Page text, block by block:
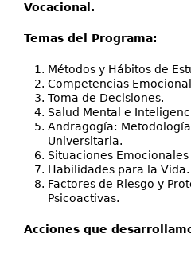
Vocacional.
Temas del Programa:
Métodos y Hábitos de
Competencias
Toma de Decisiones.
Salud Mental e
Andragogía:
Universitaria.
Situaciones
Habilidades para la Vida.
Factores de Riesgo y
Psicoactivas.
Acciones que